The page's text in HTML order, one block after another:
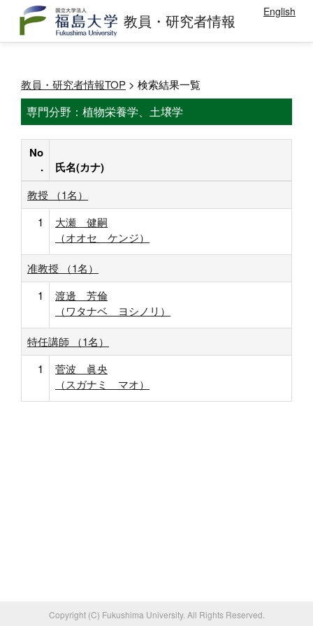
教員・研究者情報 English
教員・研究者情報TOP > 検索結果一覧
専門分野：植物栄養学、土壌学
No
.
氏名(カナ)
教授 （1名）
1
大瀬 健嗣
（オオセ ケンジ）
准教授 （1名）
1
渡邊 芳倫
（ワタナベ ヨシノリ）
特任講師 （1名）
1
菅波 眞央
（スガナミ マオ）
Copyright (C) Fukushima University. All Rights Reserved.